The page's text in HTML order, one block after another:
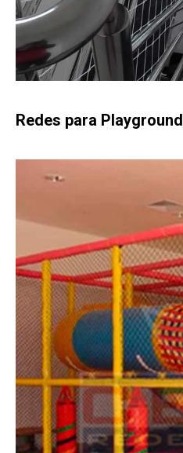
Redes para Playground